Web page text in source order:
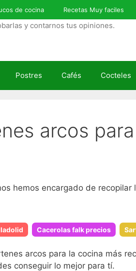
de cocina Recetas Muy faciles
y contarnos tus opiniones.
Postres Cafés Cocteles
arcos
hemos encargado de recopilar
Cacerolas falk precios
arcos para la cocina más
conseguir lo mejor para tí.